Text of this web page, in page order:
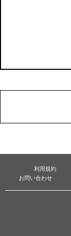
利用規約
お問い合わせ